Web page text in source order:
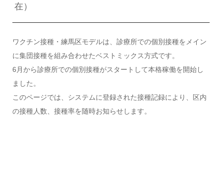
在）
ワクチン接種・練馬区モデルは、診療所での個別接種をメイン
に集団接種を組み合わせたベストミックス方式です。
6月から診療所での個別接種がスタートして本格稼働を開始し
ました。
このページでは、システムに登録された接種記録により、区内
の接種人数、接種率を随時お知らせします。